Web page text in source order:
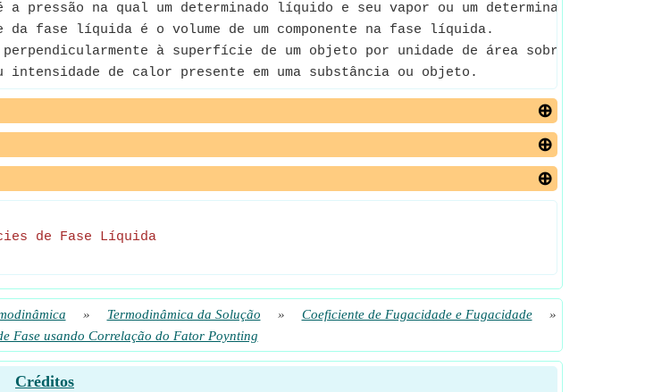
a pressão na qual um determinado líquido e seu vapor ou um determinado
da fase líquida é o volume de um componente na fase líquida.
à superfície de um objeto por unidade de área sobre a qual
intensidade de calor presente em uma substância ou objeto.
de Fase Líquida
» Termodinâmica da Solução » Coeficiente de Fugacidade e Fugacidade
»
Fase usando Correlação do Fator Poynting
Créditos